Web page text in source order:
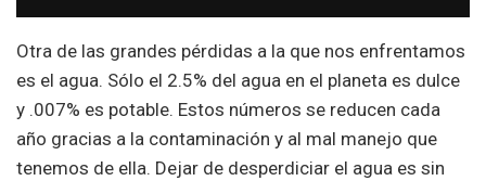
Otra de las grandes pérdidas a la que nos enfrentamos
es el agua. Sólo el 2.5% del agua en el planeta es dulce
y .007% es potable. Estos números se reducen cada
año gracias a la contaminación y al mal manejo que
tenemos de ella. Dejar de desperdiciar el agua es sin